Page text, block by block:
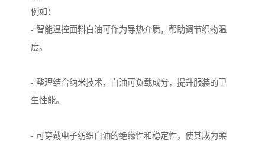
例如：
- 智能温控面料白油可作为导热介质，帮助调节织物温
度。
- 整理结合纳米技术，白油可负载成分，提升服装的卫
生性能。
- 可穿戴电子纺织白油的绝缘性和稳定性，使其成为柔